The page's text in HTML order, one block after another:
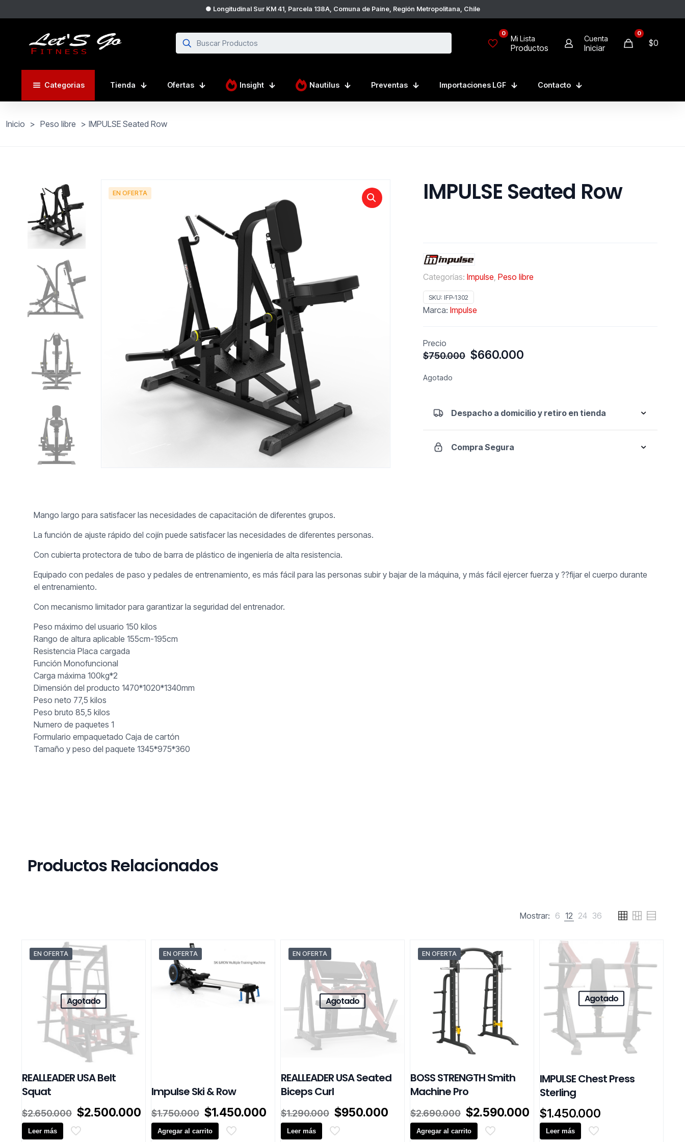
● Longitudinal Sur KM 41, Parcela 138A, Comuna de Paine, Región Metropolitana, Chile
0
Mi Lista
Productos
Cuenta
Iniciar
0
$0
Categorias Tienda Ofertas Insight Nautilus Preventas Importaciones LGF Contacto
Inicio > Peso libre > IMPULSE Seated Row
EN OFERTA IMPULSE Seated Row
Categorías: Impulse Peso libre
SKU: IFP-1302
Marca: Impulse
Precio
$750.000 El
$660.000
Agotado
Despacho a domicilio y retiro en tienda
Compra Segura
Mango largo para satisfacer las necesidades de capacitación de diferentes grupos.
La función de ajuste rápido del cojín puede satisfacer las necesidades de diferentes personas.
Con cubierta protectora de tubo de barra de plástico de ingeniería de alta resistencia.
Equipado con pedales de paso y pedales de entrenamiento, es más fácil para las personas subir y bajar de la máquina, y más fácil ejercer fuerza y ??fijar el cuerpo durante
el entrenamiento.
Con mecanismo limitador para garantizar la seguridad del entrenador.
Peso máximo del usuario 150 kilos
Rango de altura aplicable 155cm-195cm
Resistencia Placa cargada
Función Monofuncional
Carga máxima 100kg*2
Dimensión del producto 1470*1020*1340mm
Peso neto 77,5 kilos
Peso bruto 85,5 kilos
Numero de paquetes 1
Formulario empaquetado Caja de cartón
Tamaño y peso del paquete 1345*975*360
Productos Relacionados
Mostrar: 6 12 24 36
EN OFERTA
Agotado
REALLEADER USA Belt
Squat
$2.650.000 El
precio
original
$2.500.000
precio
actual
Leer más
EN OFERTA
Impulse Ski & Row
$1.750.000 El
precio
original
$1.450.000
precio
actual
Agregar al carrito
EN OFERTA
Agotado
REALLEADER USA Seated
Biceps Curl
$1.290.000 El
precio
original
$950.000
precio
actual
Leer más
EN OFERTA
BOSS STRENGTH Smith
Machine Pro
$2.690.000 El
precio
original
$2.590.000
precio
actual
Agregar al carrito
Agotado
IMPULSE Chest Press
Sterling
$1.450.000
Leer más